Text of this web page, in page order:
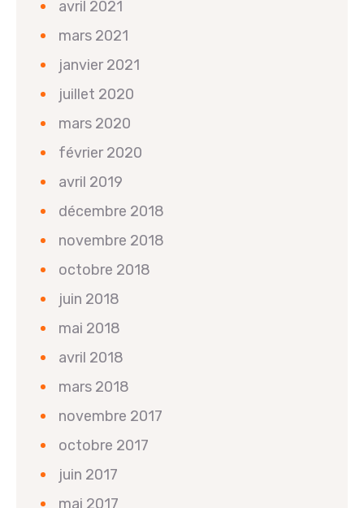
avril 2021
mars 2021
janvier 2021
juillet 2020
mars 2020
février 2020
avril 2019
décembre 2018
novembre 2018
octobre 2018
juin 2018
mai 2018
avril 2018
mars 2018
novembre 2017
octobre 2017
juin 2017
mai 2017